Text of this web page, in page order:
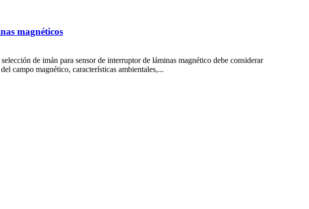
magnéticos
de imán para sensor de interruptor de láminas magnético debe considerar
campo magnético, características ambientales,...